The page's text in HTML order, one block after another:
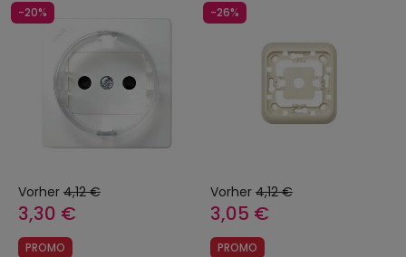
-20%
Vorher 4,12 €
3,30 €
PROMO
-26%
Vorher 4,12 €
3,05 €
PROMO